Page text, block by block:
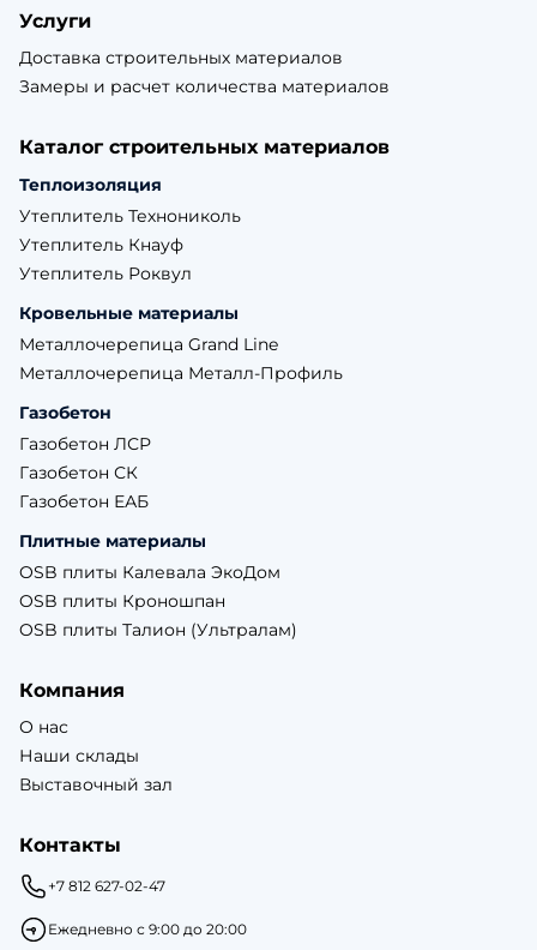
Услуги
Доставка строительных материалов
Замеры и расчет количества материалов
Каталог строительных материалов
Теплоизоляция
Утеплитель Технониколь
Утеплитель Кнауф
Утеплитель Роквул
Кровельные материалы
Металлочерепица Grand Line
Металлочерепица Металл-Профиль
Газобетон
Газобетон ЛСР
Газобетон СК
Газобетон ЕАБ
Плитные материалы
OSB плиты Калевала ЭкоДом
OSB плиты Кроношпан
OSB плиты Талион (Ультралам)
Компания
О нас
Наши склады
Выставочный зал
Контакты
+7 812 627-02-47
Ежедневно с 9:00 до 20:00